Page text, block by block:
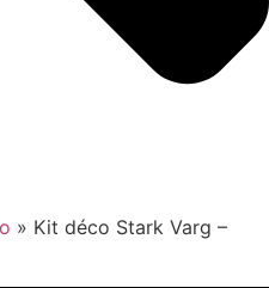
» Kit déco Stark Varg –